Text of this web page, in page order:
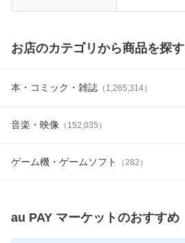
お店のカテゴリから商品を探す
本・コミック・雑誌 （ 1,265,314）
音楽・映像 （ 152,035 ）
ゲーム機・ゲームソフト （282 ）
au PAY マーケットのおすすめ